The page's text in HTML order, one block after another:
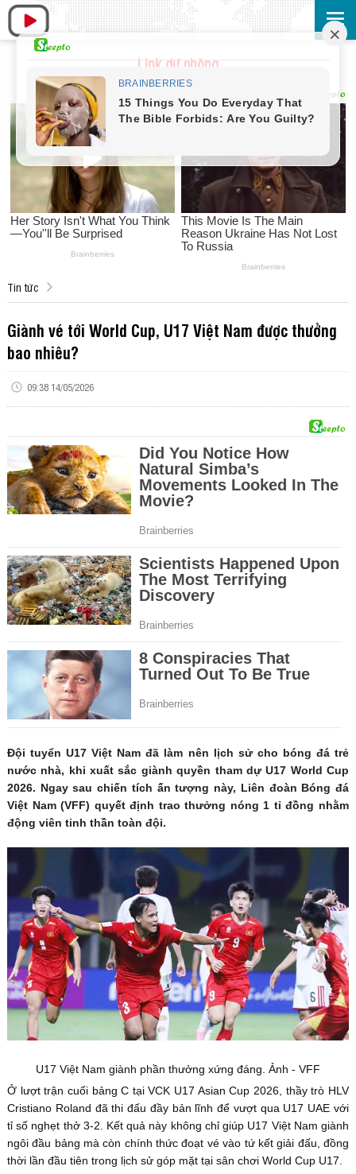
Link dự phòng
Tin tức
Giành vé tới World Cup, U17 Việt Nam được thưởng
bao nhiêu?
09:38 14/05/2026
Đội tuyển U17 Việt Nam đã làm nên lịch sử cho bóng đá trẻ
nước nhà, khi xuất sắc giành quyền tham dự U17 World Cup
2026. Ngay sau chiến tích ấn tượng này, Liên đoàn Bóng đá
Việt Nam (VFF) quyết định trao thưởng nóng 1 tỉ đồng nhằm
động viên tinh thần toàn đội.
U17 Việt Nam giành phần thưởng xứng đáng. Ảnh - VFF
Ở lượt trận cuối bảng C tại VCK U17 Asian Cup 2026, thầy trò HLV
Cristiano Roland đã thi đấu đầy bản lĩnh để vượt qua U17 UAE với
tỉ số nghẹt thở 3-2. Kết quả này không chỉ giúp U17 Việt Nam giành
ngôi đầu bảng mà còn chính thức đoạt vé vào tứ kết giải đấu, đồng
thời lần đầu tiên trong lịch sử góp mặt tại sân chơi World Cup U17.